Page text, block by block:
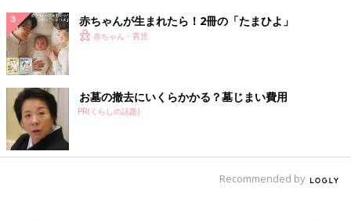
赤ちゃんが生まれたら！2冊の「たまひよ」
赤ちゃん・育児
お墓の撤去にいくらかかる？墓じまい費用
PR(くらしの話題)
Recommended by